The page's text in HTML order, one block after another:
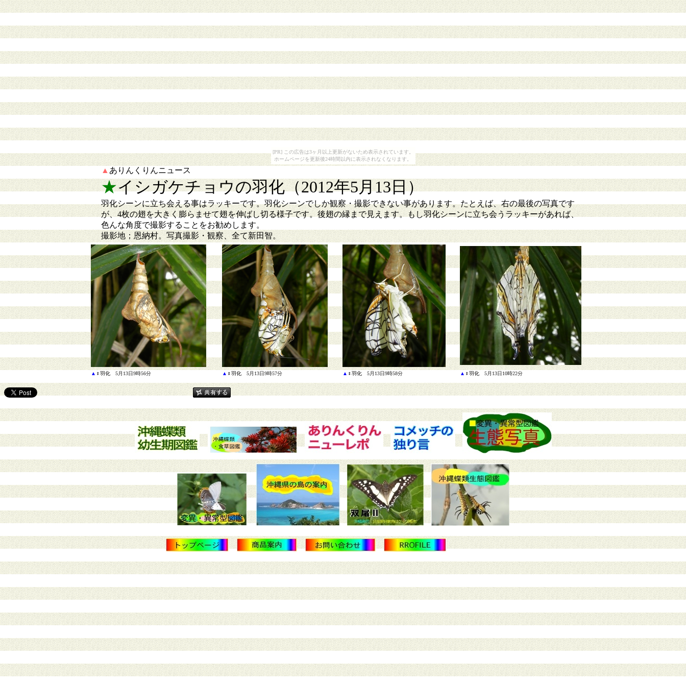
[PR] この広告は3ヶ月以上更新がないため表示されています。
ホームページを更新後24時間以内に表示されなくなります。
▲ ありんくりんニュース
★イシガケチョウの羽化（2012年5月13日）
羽化シーンに立ち会える事はラッキーです。羽化シーンでしか観察・撮影できない事があります。たとえば、右の最後の写真です
が、4枚の翅を大きく膨らませて翅を伸ばし切る様子です。後翅の縁まで見えます。もし羽化シーンに立ち会うラッキーがあれば、
色んな角度で撮影することをお勧めします。
撮影地；恩納村。写真撮影・観察、全て新田智。
▲ ♀羽化 5月13日9時56分 ▲ ♀羽化 5月13日9時57分 ▲ ♀羽化 5月13日9時58分 ▲ ♀羽化 5月13日10時22分